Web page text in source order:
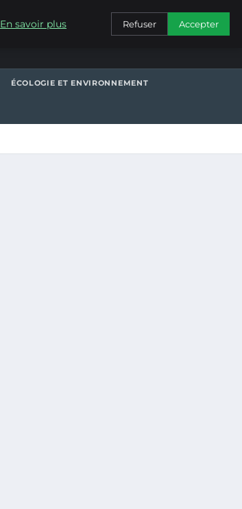
CONTACT
ÉCOLOGIE ET ENVIRONNEMENT
En savoir plus Refuser Accepter